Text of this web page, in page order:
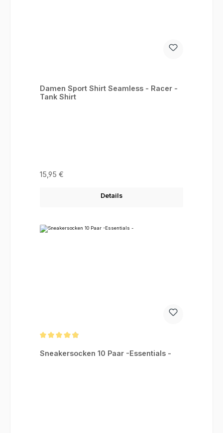
Damen Sport Shirt Seamless - Racer -
Tank Shirt
Regulärer Preis:
15,95 €
Details
Sneakersocken 10 Paar -Essentials -